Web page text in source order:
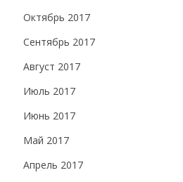
Октябрь 2017
Сентябрь 2017
Август 2017
Июль 2017
Июнь 2017
Май 2017
Апрель 2017